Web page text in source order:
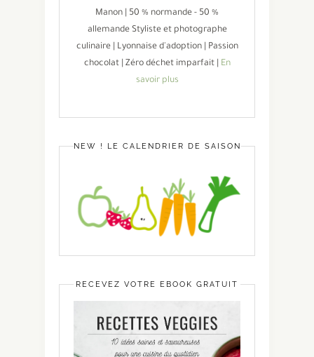
Manon | 50 % normande - 50 %
allemande Styliste et photographe
culinaire | Lyonnaise d'adoption | Passion
chocolat | Zéro déchet imparfait |
En
savoir plus
NEW ! LE CALENDRIER DE SAISON
RECEVEZ VOTRE EBOOK GRATUIT